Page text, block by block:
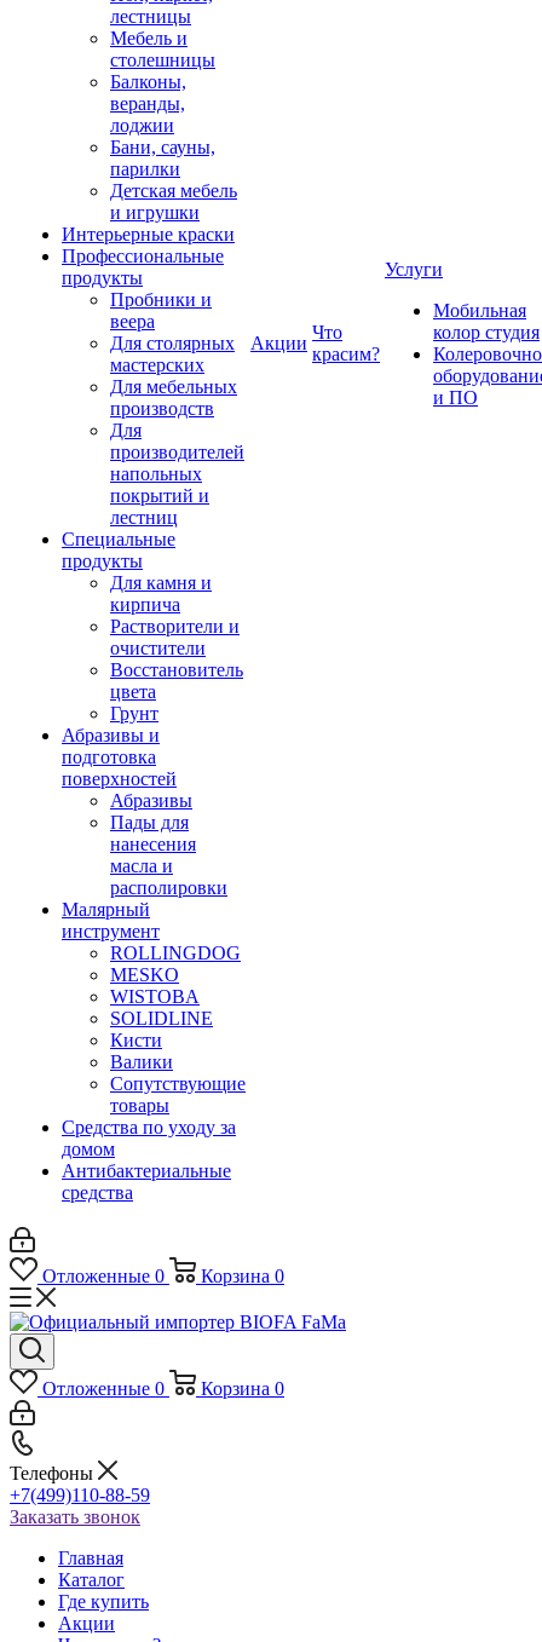
лестницы
Мебель и
столешницы
Балконы,
веранды,
лоджии
Бани, сауны,
парилки
Детская мебель
и игрушки
Интерьерные краски
Профессиональные
продукты
Пробники и
веера
Для столярных
мастерских
Для мебельных
производств
Для
производителей
напольных
покрытий и
лестниц
Специальные
продукты
Для камня и
кирпича
Растворители и
очистители
Восстановитель
цвета
Грунт
Абразивы и
подготовка
поверхностей
Абразивы
Пады для
нанесения
масла и
располировки
Малярный
инструмент
ROLLINGDOG
MESKO
WISTOBA
SOLIDLINE
Кисти
Валики
Сопутствующие
товары
Средства по уходу за
домом
Антибактериальные
средства
Акции
Что
красим?
Услуги
Мобильная
колор студия
и ПО
Отложенные 0 Корзина 0
Отложенные 0 Корзина 0
Телефоны
+7(499)110-88-59
Заказать звонок
Главная
Каталог
Где купить
Акции